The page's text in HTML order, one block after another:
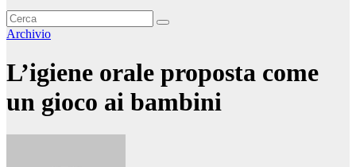
Archivio
L’igiene orale proposta come
un gioco ai bambini